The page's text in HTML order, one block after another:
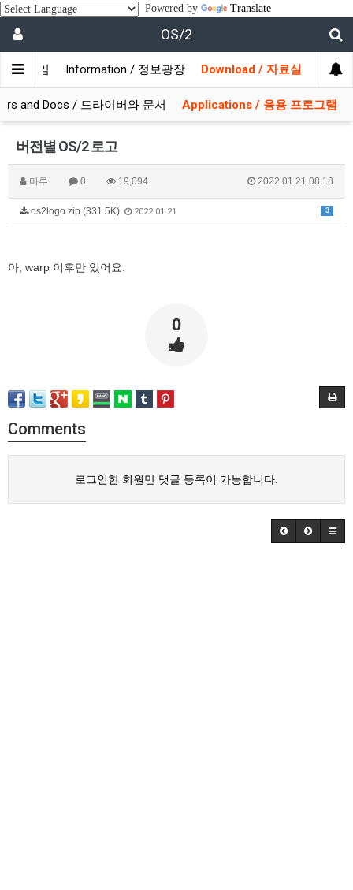
Powered by Translate
OS/2
자모임 Information / 정보광장 Download / 자료실
and Docs / 드라이버와 문서 Applications / 응용 프로그램
버전별 OS/2 로고
마루 0 19,094 2022.01.21 08:18
3
os2logo.zip (331.5K) 2022.01.21
아, warp 이후만 있어요.
0
Comments
로그인한 회원만 댓글 등록이 가능합니다.